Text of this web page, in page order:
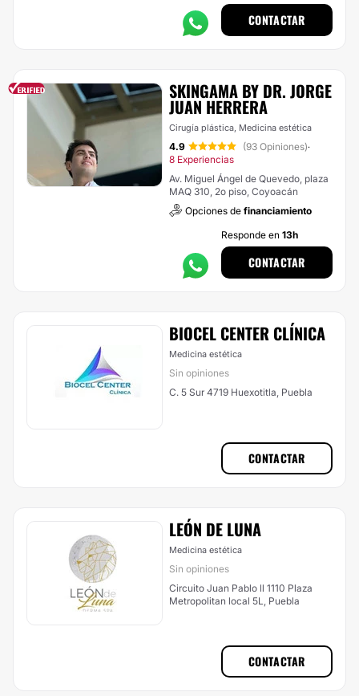
CONTACTAR
SKINGAMA BY DR. JORGE
JUAN HERRERA
Cirugía plástica, Medicina estética
4.9 (93 Opiniones)·
8 Experiencias
Av. Miguel Ángel de Quevedo, plaza
MAQ 310, 2o piso, Coyoacán
Opciones de financiamiento
Responde en 13h
CONTACTAR
BIOCEL CENTER CLÍNICA
Medicina estética
Sin opiniones
C. 5 Sur 4719 Huexotitla, Puebla
CONTACTAR
LEÓN DE LUNA
Medicina estética
Sin opiniones
Circuito Juan Pablo ll 1110 Plaza
Metropolitan local 5L, Puebla
CONTACTAR